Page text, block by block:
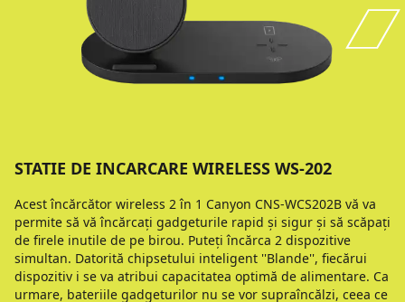
STATIE DE INCARCARE WIRELESS WS-202
Acest încărcător wireless 2 în 1 Canyon CNS-WCS202B vă va
permite să vă încărcați gadgeturile rapid și sigur și să scăpați
de firele inutile de pe birou. Puteți încărca 2 dispozitive
simultan. Datorită chipsetului inteligent ''Blande'', fiecărui
dispozitiv i se va atribui capacitatea optimă de alimentare. Ca
urmare, bateriile gadgeturilor nu se vor supraîncălzi, ceea ce